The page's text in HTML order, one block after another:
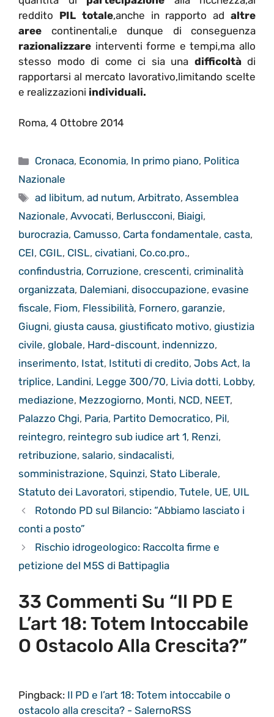
reddito PIL totale,anche in rapporto adaltre
aree continentali,e dunque di conseguenza
razionalizzare interventi forme e tempi,ma allo
stesso modo di come ci sia una difficoltàdi
rapportarsi al mercato lavorativo,limitando scelte
e realizzazioni individuali.
Roma, 4 Ottobre 2014
Categorie
Cronaca, Economia, In primo piano, Politica
Nazionale
Tag
ad libitum,ad nutum,Arbitrato,Assemblea
Nazionale, Avvocati, Berluscconi, Biaigi,
burocrazia, Camusso, Carta fondamentale, casta,
CEI, CGIL, CISL, civatiani, Co.co.pro.,
confindustria, Corruzione, crescenti, criminalità
organizzata, Dalemiani, disoccupazione, evasine
fiscale, Fiom, Flessibilità, Fornero, garanzie,
Giugni, giusta causa, giustificato motivo, giustizia
civile, globale, Hard-discount, indennizzo,
inserimento, Istat, Istituti di credito, Jobs Act, la
triplice, Landini, Legge 300/70, Livia dotti, Lobby,
mediazione, Mezzogiorno, Monti, NCD, NEET,
Palazzo Chgi, Paria, Partito Democratico, Pil,
reintegro, reintegro sub iudice art 1, Renzi,
retribuzione, salario, sindacalisti,
somministrazione, Squinzi, Stato Liberale,
Statuto dei Lavoratori, stipendio, Tutele, UE, UIL
Rotondo PD sul Bilancio: “Abbiamo lasciato i
conti a posto”
Rischio idrogeologico: Raccolta firme e
petizione del M5S di Battipaglia
33 Commenti Su “Il PD E
L’art 18: Totem Intoccabile
O Ostacolo Alla Crescita?”
Pingback: Il PD e l’art 18: Totem intoccabile o
ostacolo alla crescita? - SalernoRSS